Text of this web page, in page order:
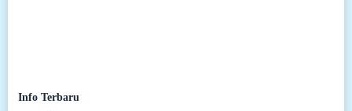
Info Terbaru